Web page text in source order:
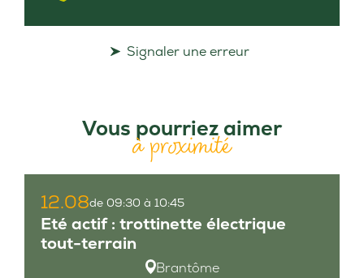
Signaler une erreur
Vous pourriez aimer
à proximité
12.08de 09:30 à 10:45
Eté actif : trottinette électrique
tout-terrain
Brantôme